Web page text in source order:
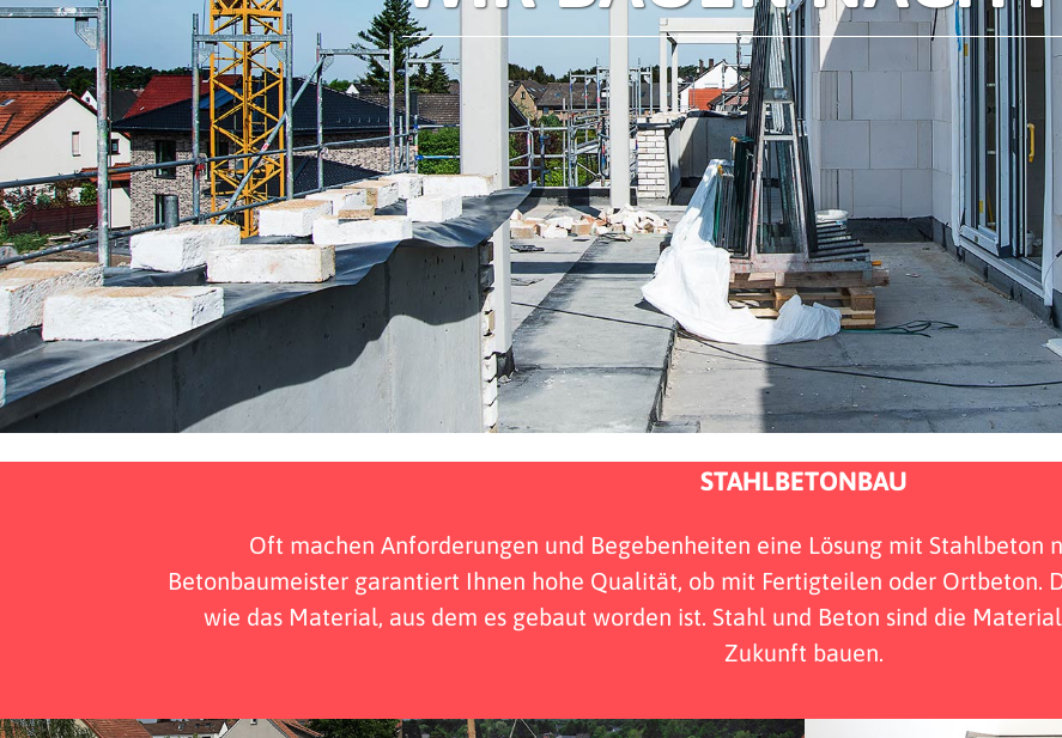
STAHLBETONBAU
Oft machen Anforderungen und Begebenheiten eine Lösung mit Stahlbeton
Betonbaumeister garantiert Ihnen hohe Qualität, ob mit Fertigteilen oder Ortbeton.
wie das Material, aus dem es gebaut worden ist. Stahl und Beton sind die
Zukunft bauen.